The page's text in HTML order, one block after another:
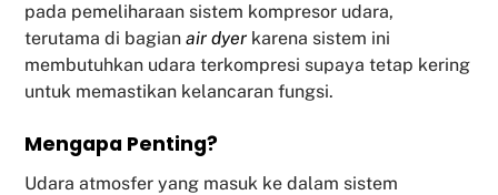
pada pemeliharaan sistem kompresor udara,
terutama di bagianair dyer karena sistem ini
membutuhkan udara terkompresi supaya tetap kering
untuk memastikan kelancaran fungsi.
Mengapa Penting?
Udara atmosfer yang masuk ke dalam sistem